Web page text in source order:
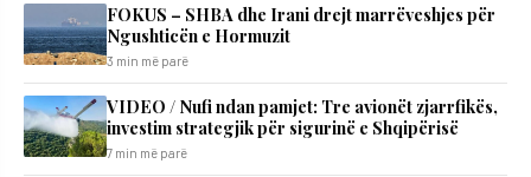
FOKUS – SHBA dhe Irani drejt marrëveshjes për
Ngushticën e Hormuzit
3 min më parë
VIDEO / Nufi ndan pamjet: Tre avionët zjarrfikës,
investim strategjik për sigurinë e Shqipërisë
7 min më parë